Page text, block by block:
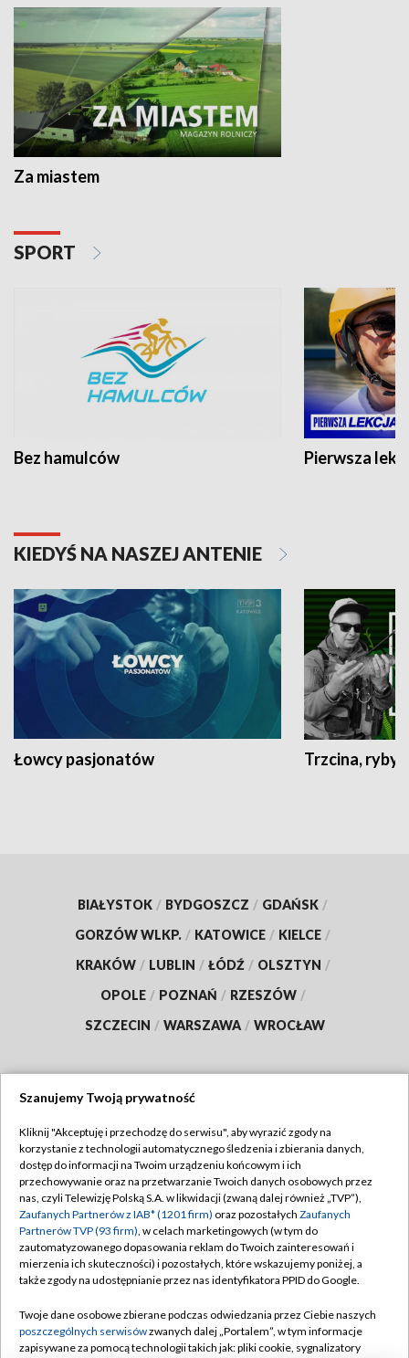
Za miastem
SPORT
Bez hamulców Pierwsza
KIEDYŚ NA NASZEJ ANTENIE
Łowcy pasjonatów Trzcina, ryby
BIAŁYSTOK / BYDGOSZCZ / GDAŃSK /
GORZÓW WLKP. / KATOWICE / KIELCE /
KRAKÓW / LUBLIN / ŁÓDŹ / OLSZTYN /
OPOLE / POZNAŃ / RZESZÓW /
SZCZECIN / WARSZAWA / WROCŁAW
TVP
Abonament TVP
Emisja w TVP
Centrum informacji TVP
Naziemna Telewizja Cyfrowa
Rada Programowa
Regulamin TVP
Polityka prywatności
Moje zgody
Pomoc
Kontakt
Szanujemy Twoją prywatność
Kliknij "Akceptuję i przechodzę do serwisu", aby wyrazić zgody na
korzystanie z technologii automatycznego śledzenia i zbierania danych,
dostęp do informacji na Twoim urządzeniu końcowym i ich
przechowywanie oraz na przetwarzanie Twoich danych osobowych przez
nas, czyli Telewizję Polską S.A. w likwidacji (zwaną dalej również „TVP”),
Zaufanych Partnerów z IAB* (1201 firm) oraz pozostałych Zaufanych
Partnerów TVP (93 firm), w celach marketingowych (w tym do
zautomatyzowanego dopasowania reklam do Twoich zainteresowań i
mierzenia ich skuteczności) i pozostałych, które wskazujemy poniżej, a
także zgody na udostępnianie przez nas identyfikatora PPID do Google.
Twoje dane osobowe zbierane podczas odwiedzania przez Ciebie naszych
poszczególnych serwisówzwanych dalej „Portalem”, w tym informacje
zapisywane za pomocą technologii takich jak: pliki cookie, sygnalizatory